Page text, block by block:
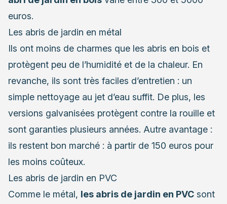
euros.
Les abris de jardin en métal
Ils ont moins de charmes que les abris en bois et
protègent peu de l’humidité et de la chaleur. En
revanche, ils sont très faciles d’entretien : un
simple nettoyage au jet d’eau suffit. De plus, les
versions galvanisées protègent contre la rouille et
sont garanties plusieurs années. Autre avantage :
ils restent bon marché : à partir de 150 euros pour
les moins coûteux.
Les abris de jardin en PVC
Comme le métal, les abris de jardin en PVC sont